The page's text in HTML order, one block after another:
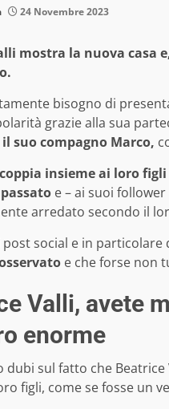
24 Novembre 2023
mostra la nuova
bisogno di
grazie alla sua
il suo compagno Marco,
insieme ai loro
e – ai suoi
arredato secondo il
social e in particolare
e che forse non
Valli, avete
enorme
dubi sul fatto che Beatrice
figli, come se fosse un